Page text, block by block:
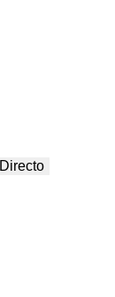
Directo